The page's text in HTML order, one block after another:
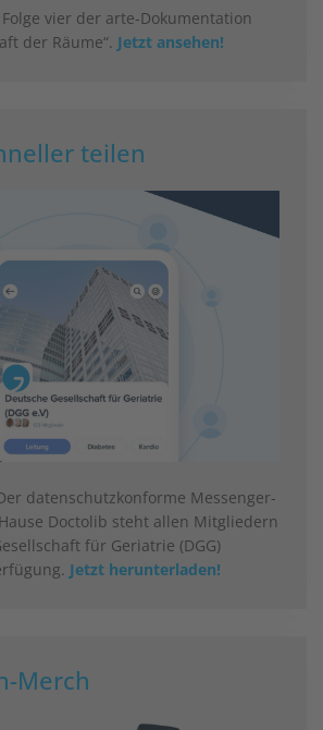
Folge vier der arte-Dokumentation
der Räume“. Jetzt ansehen!
teilen
datenschutzkonforme Messenger-
Doctolib steht allen Mitgliedern
für Geriatrie (DGG)
Jetzt herunterladen!
Merch